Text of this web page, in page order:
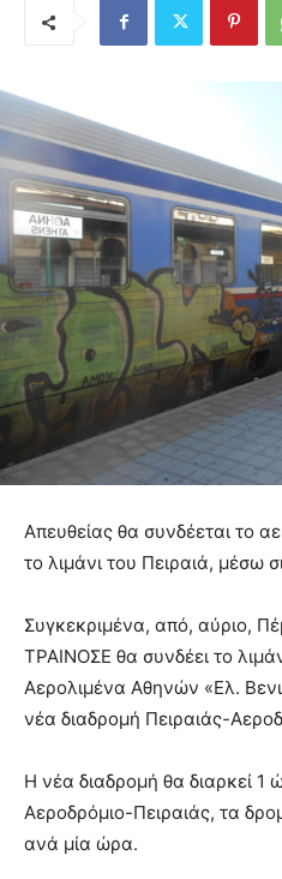
Απευθείας θα συνδέεται το
το λιμάνι του Πειραιά, μέσω
Συγκεκριμένα, από, αύριο,
ΤΡΑΙΝΟΣΕ θα συνδέει το
Αερολιμένα Αθηνών «Ελ.
νέα διαδρομή Πειραιάς-
Η νέα διαδρομή θα διαρκεί 1
Αεροδρόμιο-Πειραιάς, τα
ανά μία ώρα.